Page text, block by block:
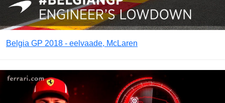
Belgia GP 2018 - eelvaade, McLaren